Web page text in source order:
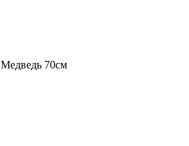
Медведь 70см